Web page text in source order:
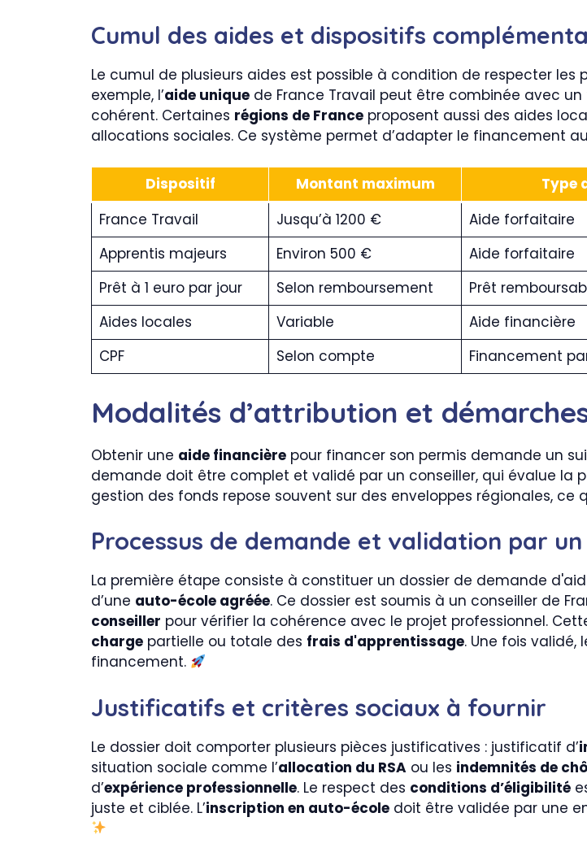
Cumul des aides et dispositifs
Le cumul de plusieurs aides est possible à condition de respecter
exemple, l’aide unique de France Travail peut être combinée avec
cohérent. Certaines régions de France proposent aussi des aides
allocations sociales. Ce système permet d’adapter le financement
Dispositif Montant maximum Type
France Travail
Jusqu’à 1200 € Aide forfaitaire
Apprentis majeurs
Environ 500 € Aide forfaitaire
Prêt à 1 euro par jour
Selon remboursement Prêt
Aides locales
Variable Aide financière
CPF
Selon compte Financement
Modalités d’attribution et
Obtenir une aide financière pour financer son permis demande un
demande doit être complet et validé par un conseiller, qui évalue la
gestion des fonds repose souvent sur des enveloppes régionales,
Processus de demande et validation par
La première étape consiste à constituer un dossier de demande
d’une auto-école agréée. Ce dossier est soumis à un conseiller de
conseiller pour vérifier la cohérence avec le projet professionnel.
charge partielle ou totale des frais d'apprentissage. Une fois
financement.
Justificatifs et critères sociaux à fournir
Le dossier doit comporter plusieurs pièces justificatives : justificatif d’
situation sociale comme l’allocation du RSA ou les indemnités de
d’expérience professionnelle. Le respect des conditions d’éligibilité
juste et ciblée. L’inscription en auto-école doit être validée par une